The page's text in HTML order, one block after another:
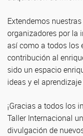
Extendemos
organizadores por la
así como a todos los
contribución al
sido un espacio
ideas y el
¡Gracias a todos los
Taller Internacional
divulgación de